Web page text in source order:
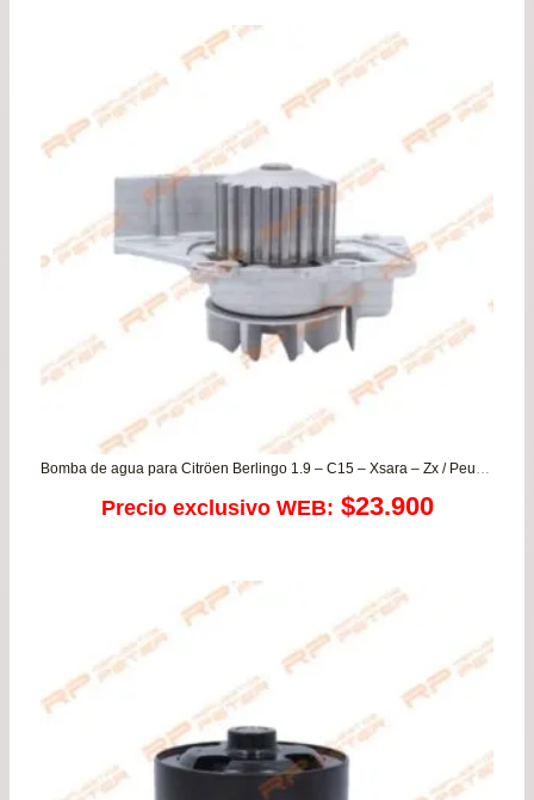
era:
$114.000.
Bomba de agua para Citröen Berlingo 1.9 – C15 – Xsara – Zx / Peugeot 307 – 406 – Boxer – Partner / SZ Vitara
Precio exclusivo WEB: $23.900